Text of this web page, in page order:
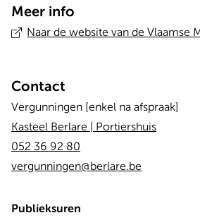
Meer info
Naar de website van de Vlaamse
Contact
Vergunningen [enkel na afspraak]
Kasteel Berlare | Portiershuis
052 36 92 80
vergunningen@berlare.be
Publieksuren